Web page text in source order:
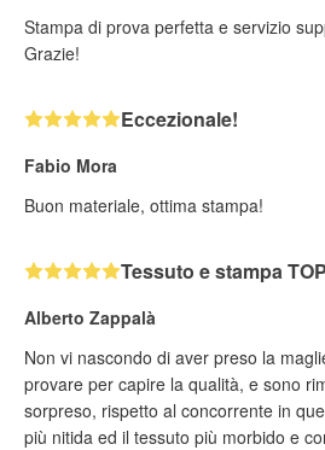
Stampa di prova perfetta e servizio
Grazie!
Eccezionale!
Fabio Mora
Buon materiale, ottima stampa!
Tessuto e stampa TOP
Alberto Zappalà
Non vi nascondo di aver preso la
provare per capire la qualità, e sono
sorpreso, rispetto al concorrente in
più nitida ed il tessuto più morbido e